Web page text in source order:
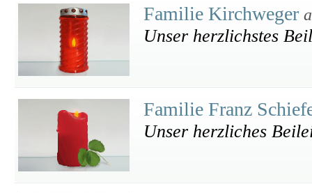
Familie Kirchweger
Unser herzlichstes
Familie Franz
Unser herzliches